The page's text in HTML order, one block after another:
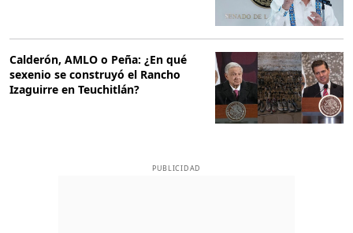
Calderón, AMLO o Peña: ¿En qué
sexenio se construyó el Rancho
Izaguirre en Teuchitlán?
PUBLICIDAD